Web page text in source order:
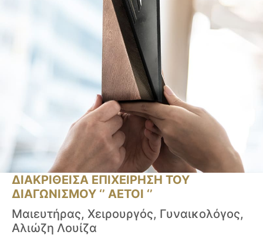
ΔΙΑΚΡΙΘΕΙΣΑ ΕΠΙΧΕΙΡΗΣΗ ΤΟΥ
ΔΙΑΓΩΝΙΣΜΟΥ ‘’ ΑΕΤΟΙ ‘’
Μαιευτήρας, Χειρουργός, Γυναικολόγος,
Αλιώζη Λουίζα